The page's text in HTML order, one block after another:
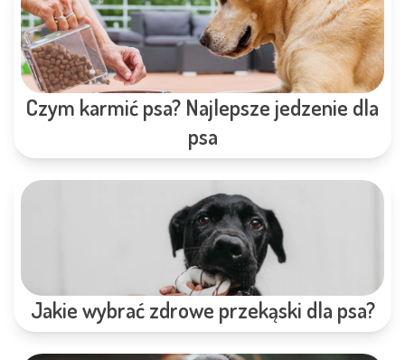
Czym karmić psa? Najlepsze jedzenie dla
psa
Jakie wybrać zdrowe przekąski dla psa?